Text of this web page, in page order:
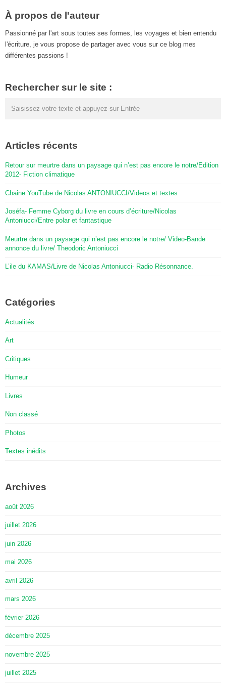
À propos de l'auteur
Passionné par l'art sous toutes ses formes, les voyages et bien entendu
l'écriture, je vous propose de partager avec vous sur ce blog mes
différentes passions !
Rechercher sur le site :
Articles récents
Retour sur meurtre dans un paysage qui n’est pas encore le notre/Edition
2012- Fiction climatique
Chaine YouTube de Nicolas ANTONIUCCI/Videos et textes
Joséfa- Femme Cyborg du livre en cours d’écriture/Nicolas
Antoniucci/Entre polar et fantastique
Meurtre dans un paysage qui n’est pas encore le notre/ Video-Bande
annonce du livre/ Theodoric Antoniucci
L’ile du KAMAS/Livre de Nicolas Antoniucci- Radio Résonnance.
Catégories
Actualités
Art
Critiques
Humeur
Livres
Non classé
Photos
Textes inédits
Archives
août 2026
juillet 2026
juin 2026
mai 2026
avril 2026
mars 2026
février 2026
décembre 2025
novembre 2025
juillet 2025